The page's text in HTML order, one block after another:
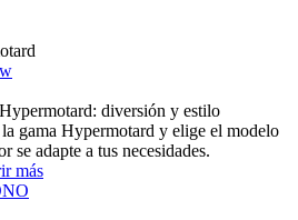
diversión y estilo
gama Hypermotard y elige el modelo
se adapte a tus necesidades.
más